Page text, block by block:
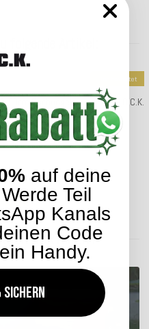
Dschungel
Top bewertet
SORTIMENT
auf deine
Teil
Kanals
Code
Handy.
sichern